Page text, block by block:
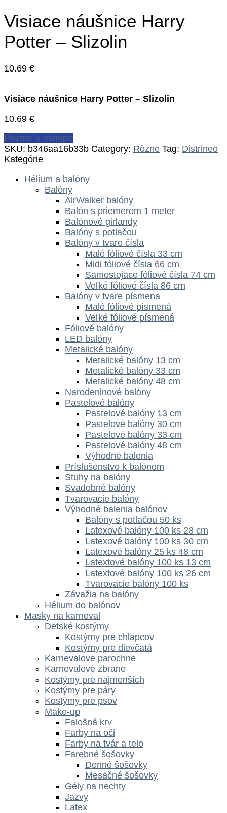
Visiace náušnice Harry
Potter – Slizolin
10.69 €
Visiace náušnice Harry Potter – Slizolin
10.69 €
Pozrieť v eshope
SKU: b346aa16b33b Category: Rôzne Tag: Distrineo
Kategórie
Hélium a balóny
Balóny
AirWalker balóny
Balón s priemerom 1 meter
Balónové girlandy
Balóny s potlačou
Balóny v tvare čísla
Malé fóliové čísla 33 cm
Midi fóliové čísla 66 cm
Samostojace fóliové čísla 74 cm
Veľké fóliové čísla 86 cm
Balóny v tvare písmena
Malé fóliové písmená
Veľké fóliové písmená
Fóliové balóny
LED balóny
Metalické balóny
Metalické balóny 13 cm
Metalické balóny 33 cm
Metalické balóny 48 cm
Narodeninové balóny
Pastelové balóny
Pastelové balóny 13 cm
Pastelové balóny 30 cm
Pastelové balóny 33 cm
Pastelové balóny 48 cm
Výhodné balenia
Príslušenstvo k balónom
Stuhy na balóny
Svadobné balóny
Tvarovacie balóny
Výhodné balenia balónov
Balóny s potlačou 50 ks
Latexové balóny 100 ks 28 cm
Latexové balóny 100 ks 30 cm
Latexové balóny 25 ks 48 cm
Latextové balóny 100 ks 13 cm
Latextové balóny 100 ks 26 cm
Tvarovacie balóny 100 ks
Závažia na balóny
Hélium do balónov
Masky na karneval
Detské kostýmy
Kostýmy pre chlapcov
Kostýmy pre dievčatá
Karnevalove parochne
Karnevalové zbrane
Kostýmy pre najmenších
Kostýmy pre páry
Kostýmy pre psov
Make-up
Falošná krv
Farby na oči
Farby na tvár a telo
Farebné šošovky
Denné šošovky
Mesačné šošovky
Gély na nechty
Jazvy
Latex